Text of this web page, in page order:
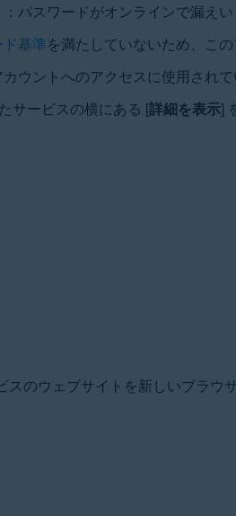
：パスワードがオンラインで漏え
基準を満たしていないため、この
ウントへのアクセスに使用され
サービスの横にある [詳細を表示]
のウェブサイトを新しいブラウ